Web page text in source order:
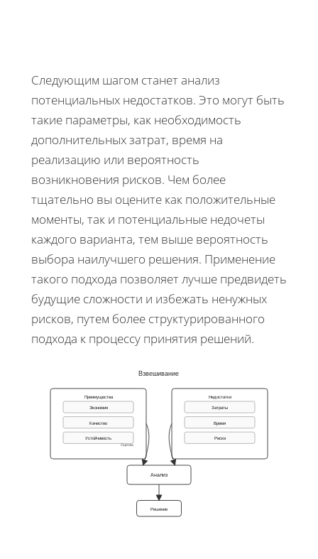
Следующим шагом станет анализ
потенциальных недостатков. Это могут быть
такие параметры, как необходимость
дополнительных затрат, время на
реализацию или вероятность
возникновения рисков. Чем более
тщательно вы оцените как положительные
моменты, так и потенциальные недочеты
каждого варианта, тем выше вероятность
выбора наилучшего решения. Применение
такого подхода позволяет лучше предвидеть
будущие сложности и избежать ненужных
рисков, путем более структурированного
подхода к процессу принятия решений.
Взвешивание
Преимущества
Экономия
Качество
Устойчивость
Недостатки
Затраты
Время
Риски
Анализ
Решение
Оценка